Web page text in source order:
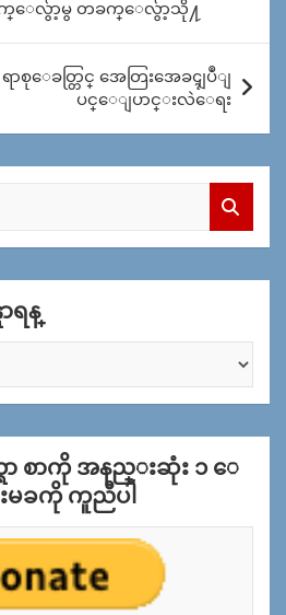
ြက္ေလွ်ာ့မွ တခက္ေလွ်ာ့သို႔
စုေခတ္တြင္ အေတြးအေခၚျပဳျ
ပင္ေျပာင္းလဲေရး
ရန္
ာ စာကို အနည္းဆုံး ၁ ေ
မခကို ကူညီပါ